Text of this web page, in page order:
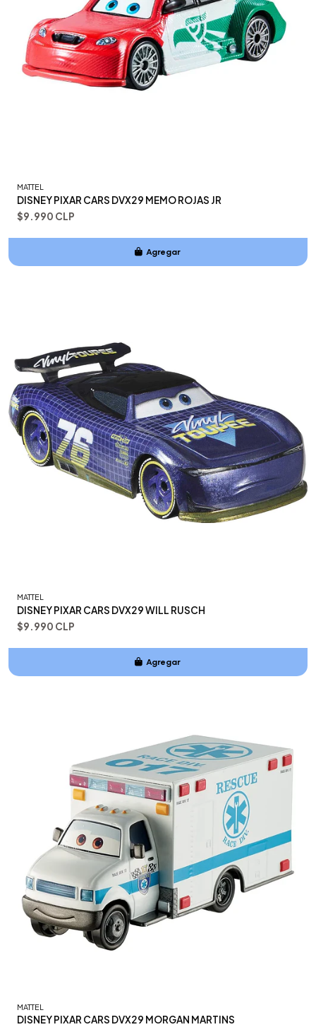
MATTEL
DISNEY PIXAR CARS DVX29 MEMO ROJAS JR
$9.990 CLP
Agregar
MATTEL
DISNEY PIXAR CARS DVX29 WILL RUSCH
$9.990 CLP
Agregar
MATTEL
DISNEY PIXAR CARS DVX29 MORGAN MARTINS